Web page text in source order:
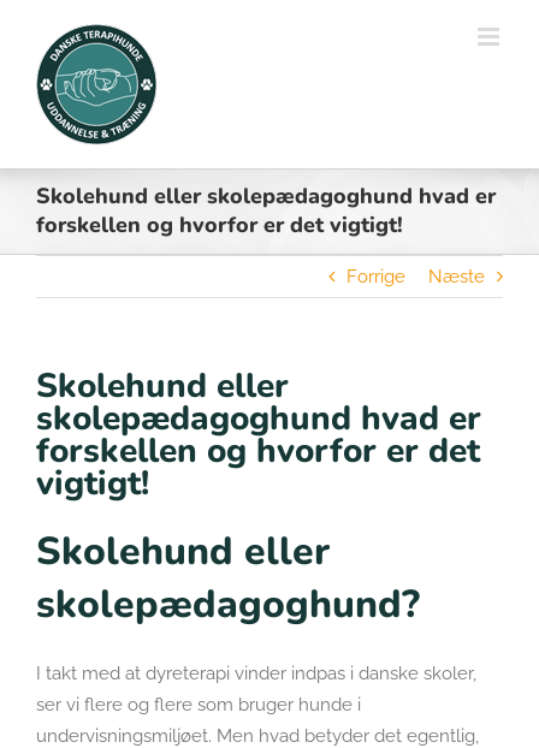
content
Skolehund eller skolepædagoghund hvad er
forskellen og hvorfor er det vigtigt!
Forrige Næste
Skolehund eller
skolepædagoghund hvad er
forskellen og hvorfor er det
vigtigt!
Skolehund eller
skolepædagoghund?
I takt med at dyreterapi vinder indpas i danske skoler,
ser vi flere og flere som bruger hunde i
undervisningsmiljøet. Men hvad betyder det egentlig,